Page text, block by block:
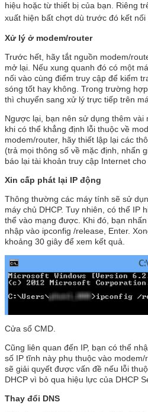
hiệu hoặc từ thiết bị của bạn. Riêng
xuất hiện bất chợt dù trước đó kết nối
Xử lý ở modem/router
Trước hết, hãy tắt nguồn modem/
mở lại. Nếu xung quanh đó có một
nối vào cùng điểm truy cập để kiểm
sóng tốt hay không. Trong trường
thì chuyển sang xử lý trực tiếp trên
Ngược lại, bạn nên sử dụng thêm
khi có thể khẳng định lỗi thuộc về
modem/router, hãy thiết lập lại các
(trả mọi thông số về mặc định, nhấn
báo lại tài khoản truy cập Internet cho
Xin cấp phát lại IP động
Thông thường các máy tính sẽ sử
máy chủ DHCP. Tuy nhiên, có thể IP
thể vào mạng được. Khi đó, bạn
nhập vào ipconfig /release, Enter.
khoảng 30 giây để xem kết quả.
Cửa sổ CMD.
Cũng liên quan đến IP, bạn có thể
số IP tĩnh này phụ thuộc vào
sẽ giải quyết được vấn đề nếu lỗi
DHCP vì bỏ qua hiệu lực của DHCP
Thay đổi DNS